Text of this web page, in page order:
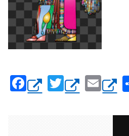
F
a
T
wi
E
m
ail